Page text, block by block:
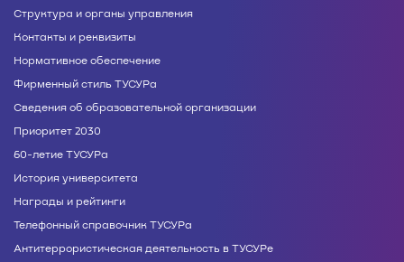
Структура и органы управления
Контакты и реквизиты
Нормативное обеспечение
Фирменный стиль ТУСУРа
Сведения об образовательной организации
Приоритет 2030
60-летие ТУСУРа
История университета
Награды и рейтинги
Телефонный справочник ТУСУРа
Антитеррористическая деятельность в ТУСУРе